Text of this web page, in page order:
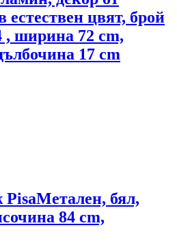
естествен цвят, брой
, ширина 72 cm,
17 cm
PisaМетален, бял,
84 cm,